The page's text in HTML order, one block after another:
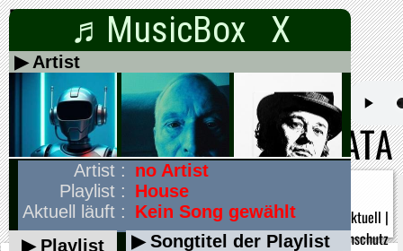
Alle on|off DADADATA
09.08.2026
Gong |Buch 1|Wörter |Headlines| Aktuell |
Kombinationen|Impressum|Datenschutz
♬MusicBox X